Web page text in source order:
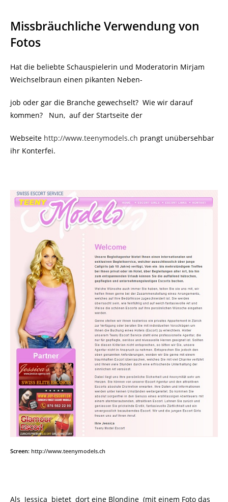
Missbräuchliche Verwendung von
Fotos
Hat die beliebte Schauspielerin und Moderatorin Mirjam
Weichselbraun einen pikanten Neben-
job oder gar die Branche gewechselt? Wie wir darauf
kommen? Nun, auf der Startseite der
Webseite http://www.teenymodels.ch prangt unübersehbar
ihr Konterfei.
Screen: http://www.teenymodels.ch
Als Jessica bietet dort eine Blondine (mit einem Foto das